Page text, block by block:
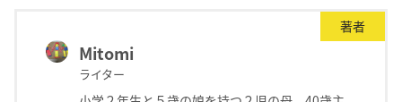
著者
Mitomi
ライター